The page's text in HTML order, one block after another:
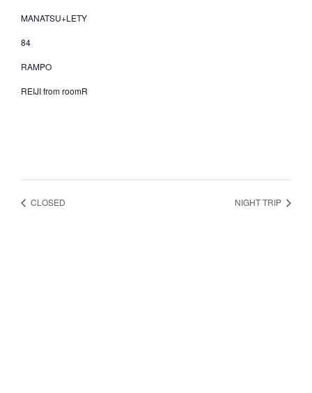
MANATSU+LETY
84
RAMPO
REIJI from roomR
CLOSED NIGHT TRIP